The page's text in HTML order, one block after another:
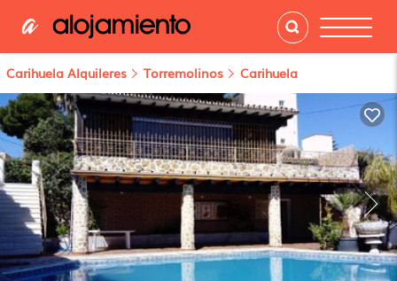
Carihuela Alquileres Torremolinos Carihuela